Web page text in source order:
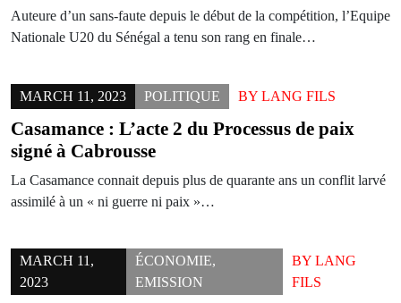
Auteure d’un sans-faute depuis le début de la compétition, l’Equipe
Nationale U20 du Sénégal a tenu son rang en finale…
MARCH 11, 2023 POLITIQUE BY LANG FILS
Casamance : L’acte 2 du Processus de paix
signé à Cabrousse
La Casamance connait depuis plus de quarante ans un conflit larvé
assimilé à un « ni guerre ni paix »…
MARCH 11,
2023
ÉCONOMIE,
EMISSION
BYLANG
FILS